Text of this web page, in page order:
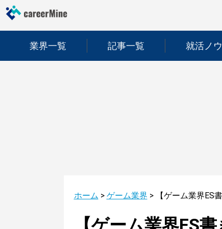
業界一覧 記事一覧 就活ノ
ホーム > ゲーム業界 >
【ゲーム業界ES